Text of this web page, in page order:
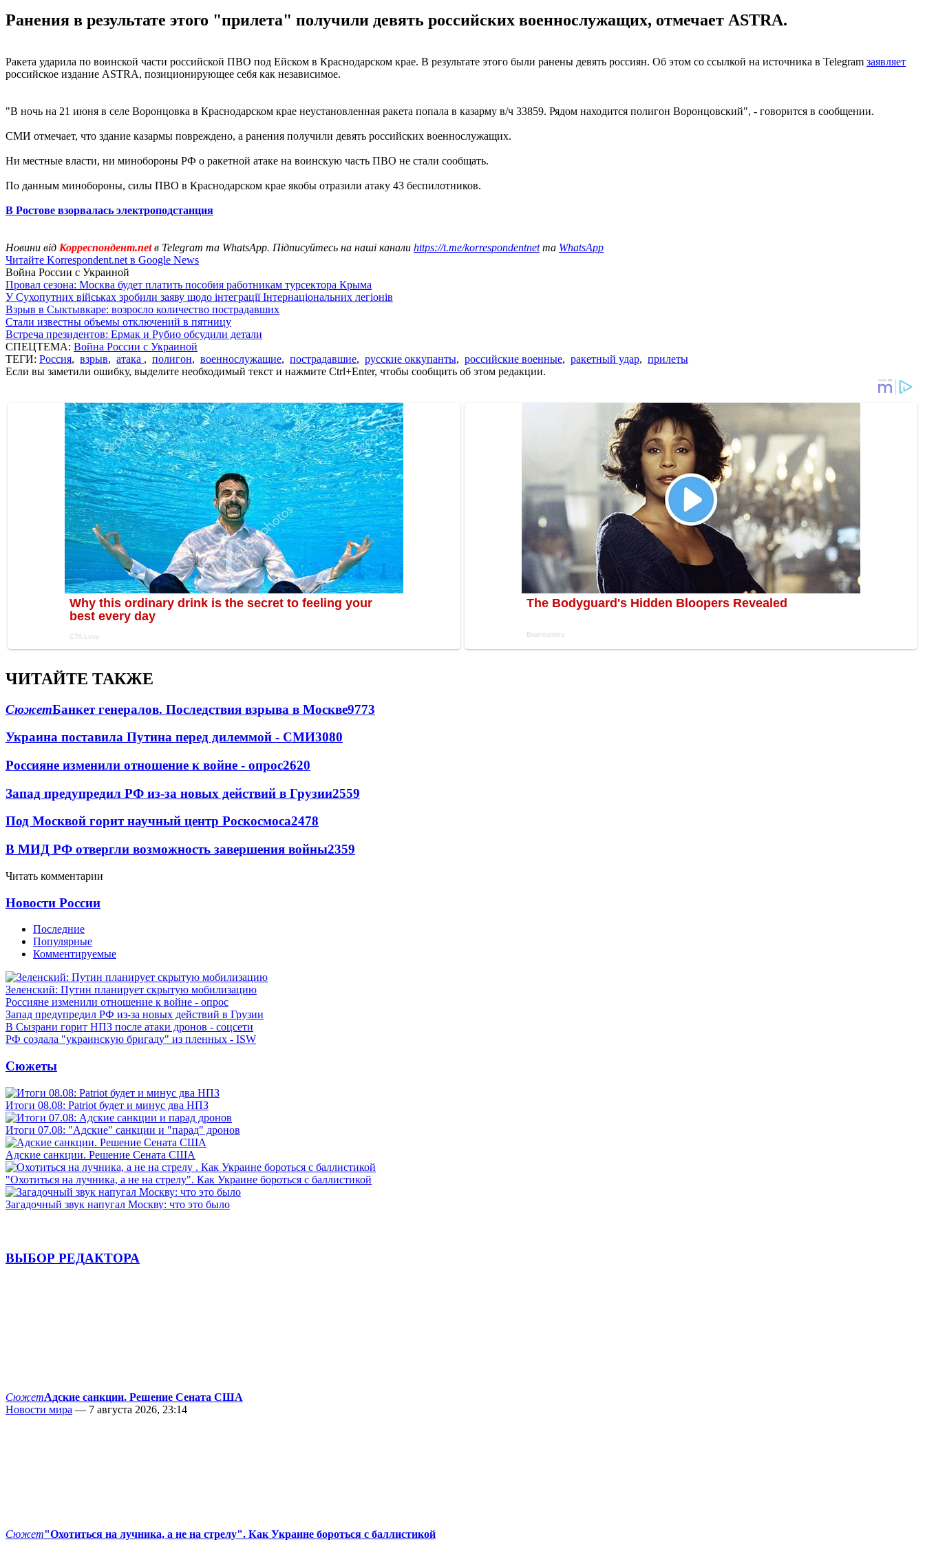
Ранения в результате этого "прилета" получили девять российских военнослужащих, отмечает ASTRA.
Ракета ударила по воинской части российской ПВО под Ейском в Краснодарском крае. В результате этого были ранены девять россиян. Об этом со ссылкой на источника в Telegram заявляет
российское издание ASTRA, позиционирующее себя как независимое.
"В ночь на 21 июня в селе Воронцовка в Краснодарском крае неустановленная ракета попала в казарму в/ч 33859. Рядом находится полигон Воронцовский", - говорится в сообщении.
СМИ отмечает, что здание казармы повреждено, а ранения получили девять российских военнослужащих.
Ни местные власти, ни минобороны РФ о ракетной атаке на воинскую часть ПВО не стали сообщать.
По данным минобороны, силы ПВО в Краснодарском крае якобы отразили атаку 43 беспилотников.
В Ростове взорвалась электроподстанция
Новини від Корреспондент.netв Telegram та WhatsApp. Підписуйтесь на наші канали https://t.me/korrespondentnetта WhatsApp
Читайте Korrespondent.net в Google News
Война России с Украиной
Провал сезона: Москва будет платить пособия работникам турсектора Крыма
У Сухопутних військах зробили заяву щодо інтеграції Інтернаціональних легіонів
Взрыв в Сыктывкаре: возросло количество пострадавших
Стали известны объемы отключений в пятницу
Встреча президентов: Ермак и Рубио обсудили детали
СПЕЦТЕМА: Война России с Украиной
ТЕГИ: Россия, взрыв, атака , полигон, военнослужащие, пострадавшие, русские оккупанты, российские военные, ракетный удар, прилеты
Если вы заметили ошибку, выделите необходимый текст и нажмите Ctrl+Enter, чтобы сообщить об этом редакции.
ЧИТАЙТЕ ТАКЖЕ
СюжетБанкет генералов. Последствия взрыва в Москве9773
Украина поставила Путина перед дилеммой - СМИ3080
Россияне изменили отношение к войне - опрос2620
Запад предупредил РФ из-за новых действий в Грузии2559
Под Москвой горит научный центр Роскосмоса2478
В МИД РФ отвергли возможность завершения войны2359
Читать комментарии
Новости России
Последние
Популярные
Комментируемые
Зеленский: Путин планирует скрытую мобилизацию
Россияне изменили отношение к войне - опрос
Запад предупредил РФ из-за новых действий в Грузии
В Сызрани горит НПЗ после атаки дронов - соцсети
РФ создала "украинскую бригаду" из пленных - ISW
Сюжеты
Итоги 08.08: Patriot будет и минус два НПЗ
Итоги 07.08: "Адские" санкции и "парад" дронов
Адские санкции. Решение Сената США
"Охотиться на лучника, а не на стрелу". Как Украине бороться с баллистикой
Загадочный звук напугал Москву: что это было
ВЫБОР РЕДАКТОРА
СюжетАдские санкции. Решение Сената США
Новости мира — 7 августа 2026, 23:14
Сюжет"Охотиться на лучника, а не на стрелу". Как Украине бороться с баллистикой